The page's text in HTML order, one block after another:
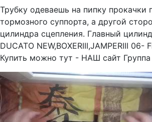
Трубку одеваешь на пипку прокачки
тормозного суппорта, а другой
цилиндра сцепления. Главный
DUCATO NEW,BOXERIII,JAMPERIII 06-
Купить можно тут - НАШ сайт Группа